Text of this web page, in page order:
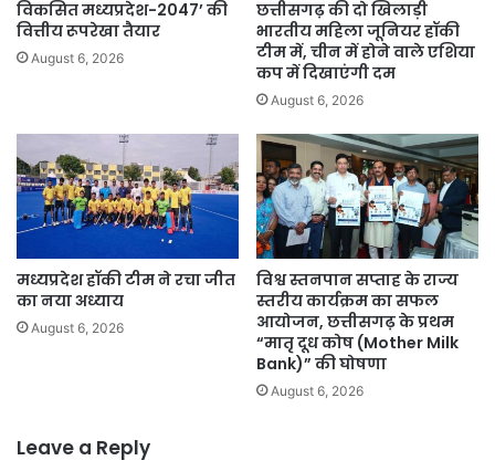
विकसित मध्यप्रदेश-2047’ की
वित्तीय रूपरेखा तैयार
August 6, 2026
छत्तीसगढ़ की दो खिलाड़ी
भारतीय महिला जूनियर हॉकी
टीम में, चीन में होने वाले एशिया
कप में दिखाएंगी दम
August 6, 2026
मध्यप्रदेश हॉकी टीम ने रचा जीत
का नया अध्याय
August 6, 2026
विश्व स्तनपान सप्ताह के राज्य
स्तरीय कार्यक्रम का सफल
आयोजन, छत्तीसगढ़ के प्रथम
“मातृ दूध कोष (Mother Milk
Bank)” की घोषणा
August 6, 2026
Leave a Reply